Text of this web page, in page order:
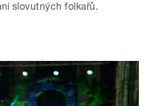
slovutných folkařů.